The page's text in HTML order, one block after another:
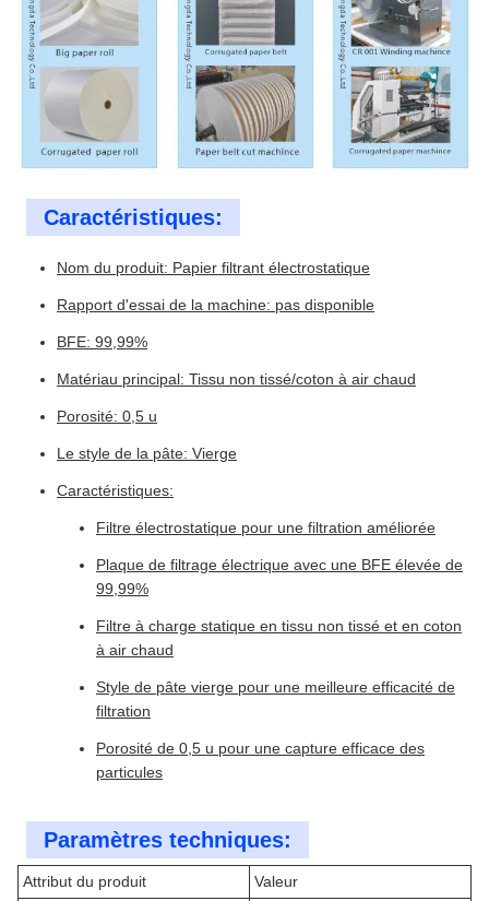
Caractéristiques:
Nom du produit: Papier filtrant électrostatique
Rapport d'essai de la machine: pas disponible
BFE: 99,99%
Matériau principal: Tissu non tissé/coton à air chaud
Porosité: 0,5 u
Le style de la pâte: Vierge
Caractéristiques:
Filtre électrostatique pour une filtration améliorée
Plaque de filtrage électrique avec une BFE élevée de
99,99%
Filtre à charge statique en tissu non tissé et en coton
à air chaud
Style de pâte vierge pour une meilleure efficacité de
filtration
Porosité de 0,5 u pour une capture efficace des
particules
Paramètres techniques:
Attribut du produit
Valeur